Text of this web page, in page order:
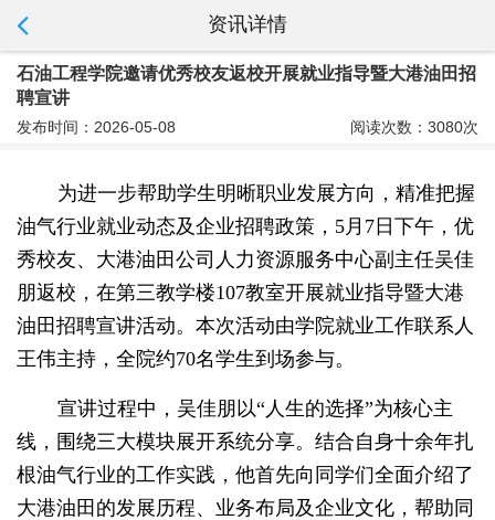
资讯详情
石油工程学院邀请优秀校友返校开展就业指导暨大港油田招
聘宣讲
发布时间：2026-05-08 阅读次数：3080次
为进一步帮助学生明晰职业发展方向，精准把握
油气行业就业动态及企业招聘政策，5月7日下午，优
秀校友、大港油田公司人力资源服务中心副主任吴佳
朋返校，在第三教学楼107教室开展就业指导暨大港
油田招聘宣讲活动。本次活动由学院就业工作联系人
王伟主持，全院约70名学生到场参与。
宣讲过程中，吴佳朋以“人生的选择”为核心主
线，围绕三大模块展开系统分享。结合自身十余年扎
根油气行业的工作实践，他首先向同学们全面介绍了
大港油田的发展历程、业务布局及企业文化，帮助同